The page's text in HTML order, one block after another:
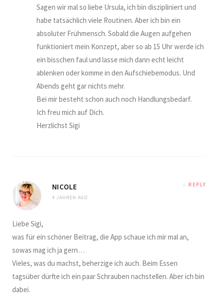
Sagen wir mal so liebe Ursula, ich bin diszipliniert und
habe tatsächlich viele Routinen. Aber ich bin ein
absoluter Frühmensch. Sobald die Augen aufgehen
funktioniert mein Konzept, aber so ab 15 Uhr werde ich
ein bisschen faul und lasse mich dann echt leicht
ablenken oder komme in den Aufschiebemodus. Und
Abends geht gar nichts mehr.
Bei mir besteht schon auch noch Handlungsbedarf.
Ich freu mich auf Dich.
Herzlichst Sigi
NICOLE
4 JAHREN AGO
REPLY
Liebe Sigi,
was für ein schöner Beitrag, die App schaue ich mir mal an,
sowas mag ich ja gern…
Vieles, was du machst, beherzige ich auch. Beim Essen
tagsüber dürfte ich ein paar Schrauben nachstellen. Aber ich bin
dabei.